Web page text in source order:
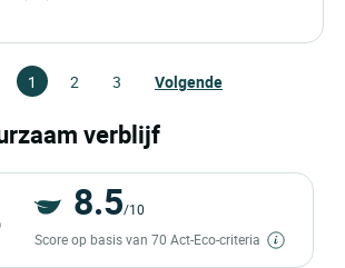
1 2 3 Volgende
verblijf
8.5/10
Score op basis van 70 Act-Eco-criteria